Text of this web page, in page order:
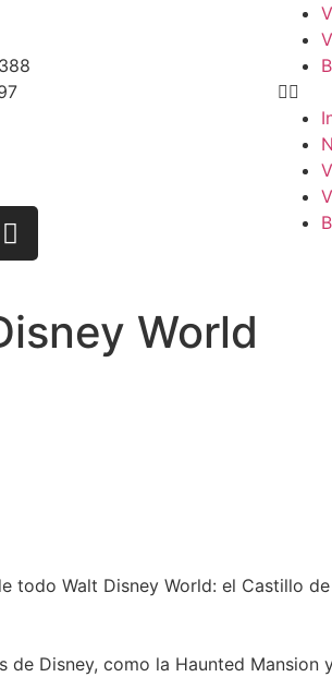
World
Walt Disney World: el Castillo
Disney, como la Haunted Mansion